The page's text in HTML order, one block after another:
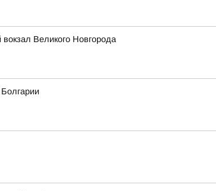
Великого Новгорода